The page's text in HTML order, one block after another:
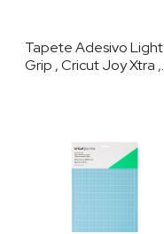
Tapete Adesivo Light
Grip , Cricut Joy Xtra ,